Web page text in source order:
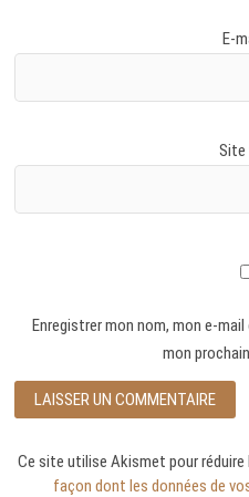
E-
Site
Enregistrer mon nom, mon e-
mon
Ce site utilise Akismet pour réduire
façon dont les données de